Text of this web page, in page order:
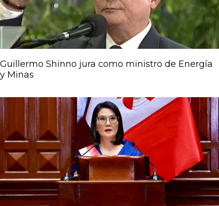
Guillermo Shinno jura como ministro de Energía
y Minas